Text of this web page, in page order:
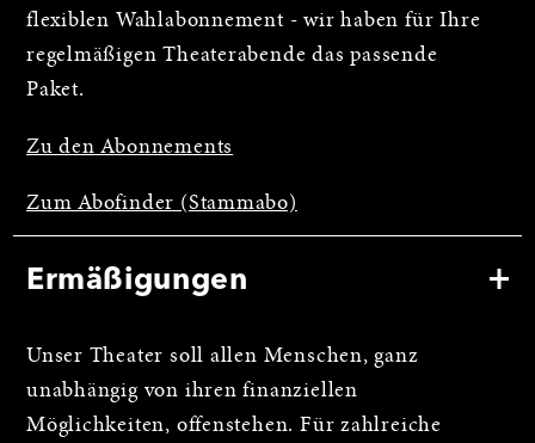
flexiblen Wahlabonnement - wir haben für Ihre
regelmäßigen Theaterabende das passende
Paket.
Zu den Abonnements
Zum Abofinder (Stammabo)
Ermäßigungen
Unser Theater soll allen Menschen, ganz
unabhängig von ihren finanziellen
Möglichkeiten, offenstehen. Für zahlreiche